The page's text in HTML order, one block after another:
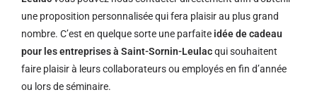
une proposition personnalisée qui fera plaisir au plus grand
nombre. C’est en quelque sorte une parfaite idée de cadeau
pour les entreprises à Saint-Sornin-Leulacqui souhaitent
faire plaisir à leurs collaborateurs ou employés en fin d’année
ou lors de séminaire.